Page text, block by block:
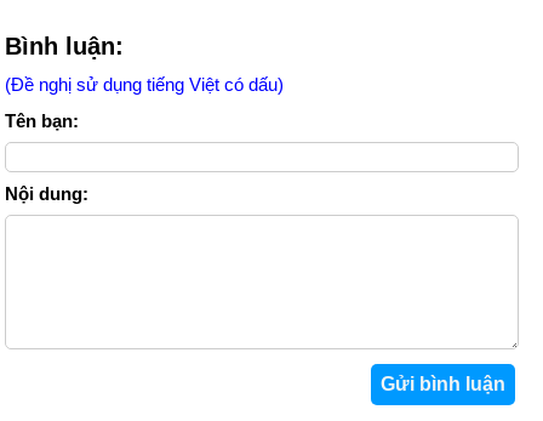
Bình luận:
(Đề nghị sử dụng tiếng Việt có dấu)
Tên bạn:
Nội dung: